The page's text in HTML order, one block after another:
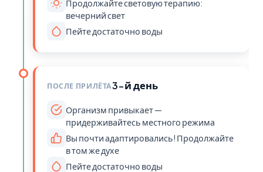
Продолжайте световую терапию:
вечерний свет
Пейте достаточно воды
ПОСЛЕ ПРИЛЁТА3-й день
Организм привыкает —
придерживайтесь местного режима
Вы почти адаптировались! Продолжайте
в том же духе
Пейте достаточно воды